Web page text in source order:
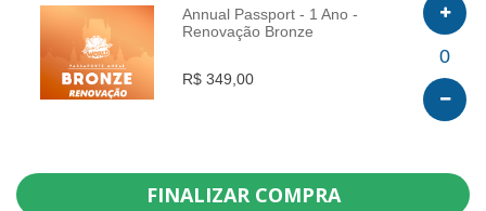
INFO
Annual Passport - 1 Ano -
Renovação Bronze
R$ 349,00
0
FINALIZAR COMPRA